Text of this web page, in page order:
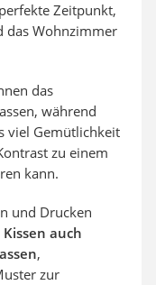
Zeitpunkt,
das Wohnzimmer
das
während
viel Gemütlichkeit
zu einem
kann.
und Drucken
auch
,
zur